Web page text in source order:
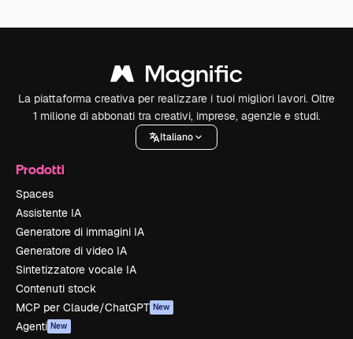
La piattaforma creativa per realizzare i tuoi migliori lavori. Oltre
1 milione di abbonati tra creativi, imprese, agenzie e studi.
Italiano
Prodotti
Spaces
Assistente IA
Generatore di immagini IA
Generatore di video IA
Sintetizzatore vocale IA
Contenuti stock
MCP per Claude/ChatGPT New
Agenti New